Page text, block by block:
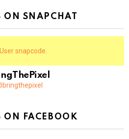
ON SNAPCHAT
ON FACEBOOK